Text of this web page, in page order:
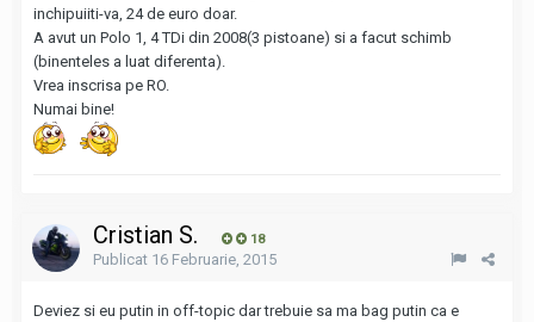
inchipuiiti-va, 24 de euro doar.
A avut un Polo 1, 4 TDi din 2008(3 pistoane) si a facut schimb
(binenteles a luat diferenta).
Vrea inscrisa pe RO.
Numai bine!
Cristian S. 18
Publicat 16 Februarie, 2015
Deviez si eu putin in off-topic dar trebuie sa ma bag putin ca e